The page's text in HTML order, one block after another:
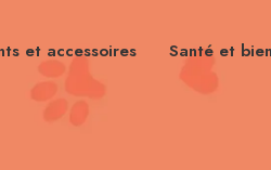
et accessoires Santé et